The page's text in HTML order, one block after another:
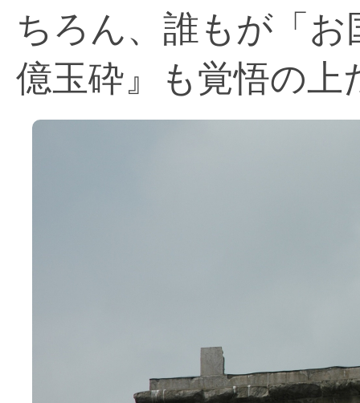
ちろん、誰もが「
億玉砕』も覚悟の